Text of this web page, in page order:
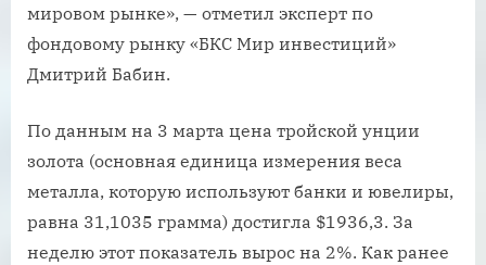
мировом рынке», — отметил эксперт по
фондовому рынку «БКС Мир инвестиций»
Дмитрий Бабин.
По данным на 3 марта цена тройской унции
золота (основная единица измерения веса
металла, которую используют банки и ювелиры,
равна 31,1035 грамма) достигла $1936,3. За
неделю этот показатель вырос на 2%. Как ранее